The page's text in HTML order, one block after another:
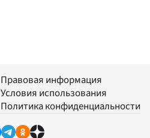
Правовая информация
Условия использования
Политика конфиденциальности